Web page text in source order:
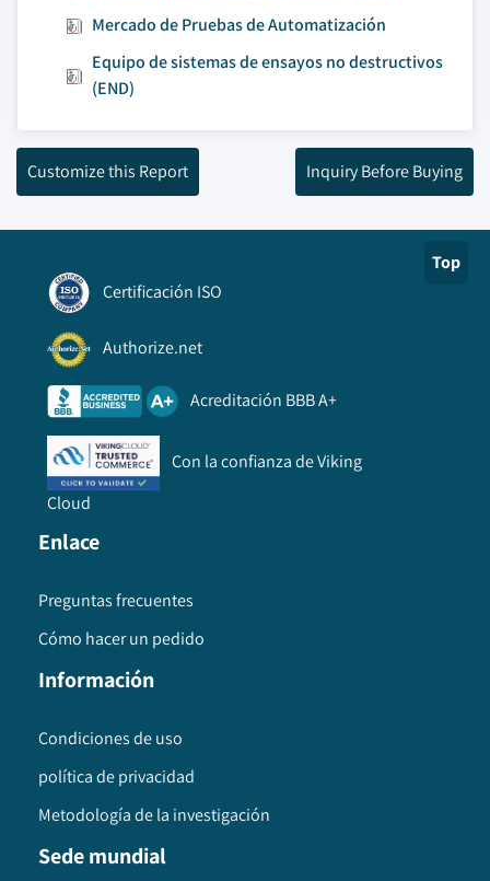
Mercado de Pruebas de Automatización
Equipo de sistemas de ensayos no destructivos
(END)
Customize this Report Inquiry Before Buying
Top
Certificación ISO
Authorize.net
Acreditación BBB A+
Con la confianza de Viking
Cloud
Enlace
Preguntas frecuentes
Cómo hacer un pedido
Información
Condiciones de uso
política de privacidad
Metodología de la investigación
Sede mundial